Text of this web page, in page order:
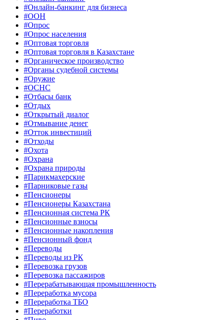
#Онлайн-банкинг для бизнеса
#ООН
#Опрос
#Опрос населения
#Оптовая торговля
#Оптовая торговля в Казахстане
#Органическое производство
#Органы судебной системы
#Оружие
#ОСНС
#Отбасы банк
#Отдых
#Открытый диалог
#Отмывание денег
#Отток инвестиций
#Отходы
#Охота
#Охрана
#Охрана природы
#Парикмахерские
#Парниковые газы
#Пенсионеры
#Пенсионеры Казахстана
#Пенсионная система РК
#Пенсионные взносы
#Пенсионные накопления
#Пенсионный фонд
#Переводы
#Переводы из РК
#Перевозка грузов
#Перевозка пассажиров
#Перерабатывающая промышленность
#Переработка мусора
#Переработка ТБО
#Переработки